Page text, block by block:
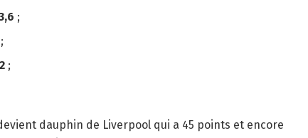
;
;
;
dauphin de Liverpool qui a 45 points et encore